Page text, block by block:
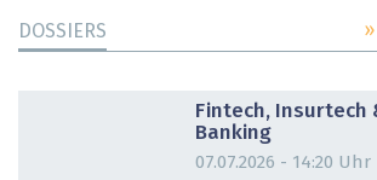
DOSSIERS
Fintech, Insurtech
Banking
07.07.2026 - 14:20 Uhr